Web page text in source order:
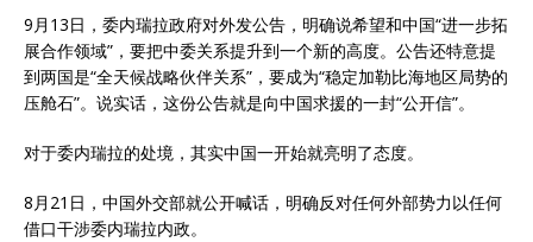
9月13日，委内瑞拉政府对外发公告，明确说希望和中国“进一步拓
展合作领域”，要把中委关系提升到一个新的高度。公告还特意提
到两国是“全天候战略伙伴关系”，要成为“稳定加勒比海地区局势的
压舱石”。说实话，这份公告就是向中国求援的一封“公开信”。
对于委内瑞拉的处境，其实中国一开始就亮明了态度。
8月21日，中国外交部就公开喊话，明确反对任何外部势力以任何
借口干涉委内瑞拉内政。